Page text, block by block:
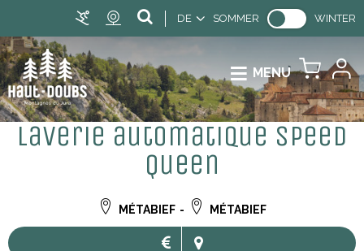
DE SOMMER WINTER
MENU
Laverie automatique Speed
Queen
MÉTABIEF MÉTABIEF